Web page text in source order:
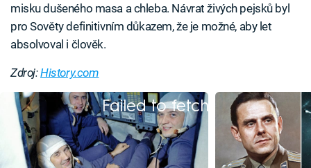
misku dušeného masa a chleba. Návrat živých pejsků byl
pro Sověty definitivním důkazem, že je možné, aby let
absolvoval i člověk.
Zdroj:History.com
Failed to fetch